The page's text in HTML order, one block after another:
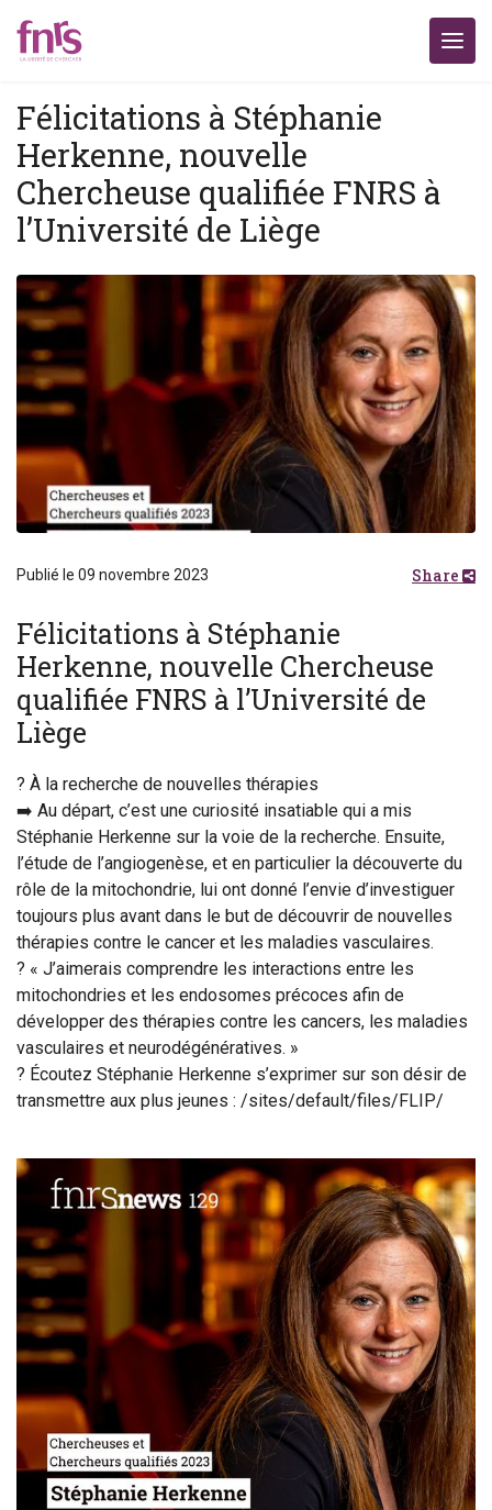
Félicitations à Stéphanie
Herkenne, nouvelle
Chercheuse qualifiée FNRS à
l’Université de Liège
Publié le 09 novembre 2023 Share
Félicitations à Stéphanie
Herkenne, nouvelle Chercheuse
qualifiée FNRS à l’Université de
Liège
? À la recherche de nouvelles thérapies
➡️ Au départ, c’est une curiosité insatiable qui a mis
Stéphanie Herkenne sur la voie de la recherche. Ensuite,
l’étude de l’angiogenèse, et en particulier la découverte du
rôle de la mitochondrie, lui ont donné l’envie d’investiguer
toujours plus avant dans le but de découvrir de nouvelles
thérapies contre le cancer et les maladies vasculaires.
? « J’aimerais comprendre les interactions entre les
mitochondries et les endosomes précoces afin de
développer des thérapies contre les cancers, les maladies
vasculaires et neurodégénératives. »
? Écoutez Stéphanie Herkenne s’exprimer sur son désir de
transmettre aux plus jeunes : /sites/default/files/FLIP/